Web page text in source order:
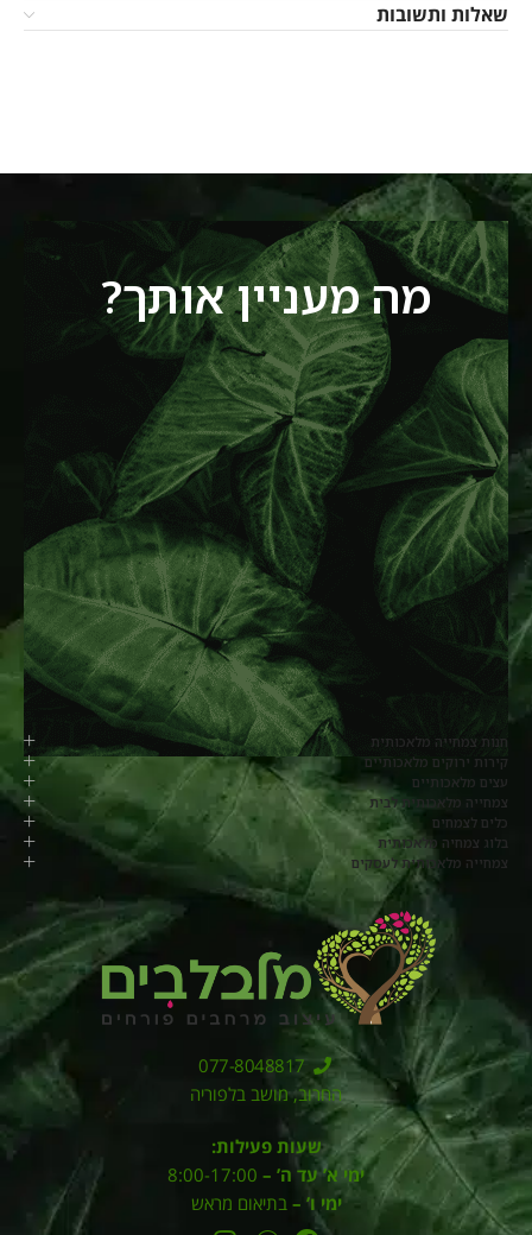
שאלות ותשובות
מה מעניין אותך?
חנות צמחייה מלאכותית
קירות ירוקים מלאכותיים
עצים מלאכותיים
צמחייה מלאכותית לבית
כלים לצמחים
בלוג צמחיה מלאכותית
צמחייה מלאכותית לעסקים
077-8048817
החרוב, מושב בלפוריה
שעות פעילות:
ימי א’ עד ה’ –
ימי ו’ – בתיאום מראש